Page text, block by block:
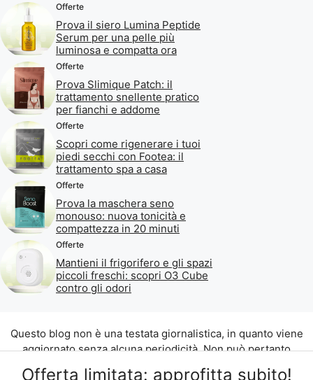
Offerta limitata: approfitta subito!
Offerte
Prova il siero Lumina Peptide
Serum per una pelle più
luminosa e compatta ora
Offerte
Prova Slimique Patch: il
trattamento snellente pratico
per fianchi e addome
Offerte
Scopri come rigenerare i tuoi
piedi secchi con Footea: il
trattamento spa a casa
Offerte
Prova la maschera seno
monouso: nuova tonicità e
compattezza in 20 minuti
Offerte
Mantieni il frigorifero e gli spazi
piccoli freschi: scopri O3 Cube
contro gli odori
Questo blog non è una testata giornalistica, in quanto viene
aggiornato senza alcuna periodicità. Non può pertanto